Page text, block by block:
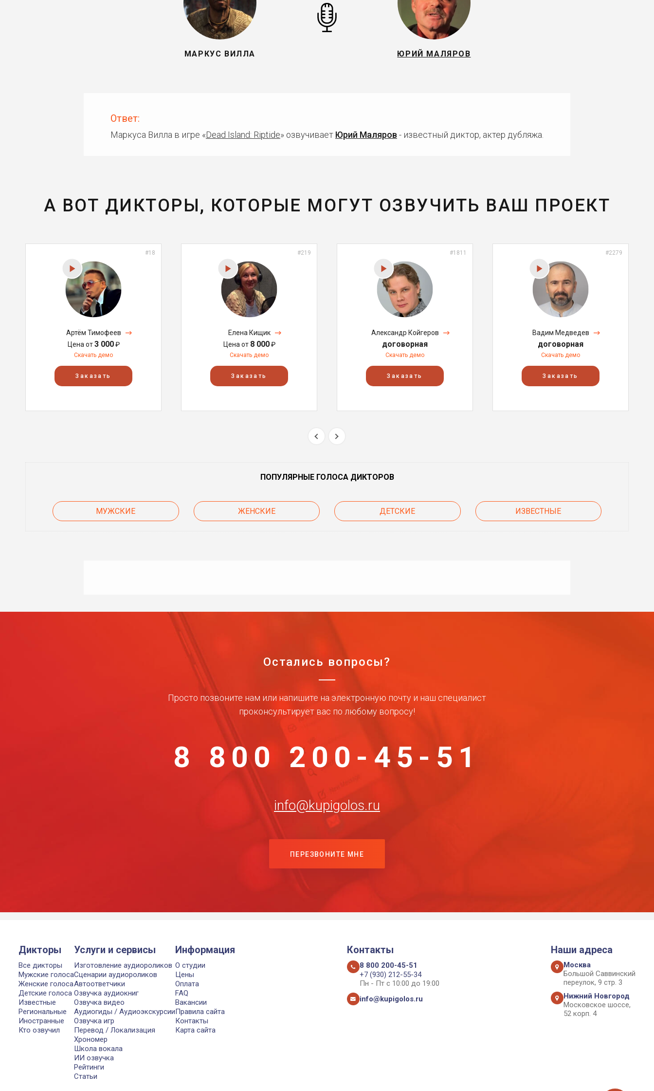
МАРКУС ВИЛЛА ЮРИЙ МАЛЯРОВ
Ответ:
Маркуса Вилла в игре «Dead Island: Riptide» озвучивает Юрий Маляров - известный диктор, актер дубляжа.
А ВОТ ДИКТОРЫ, КОТОРЫЕ МОГУТ ОЗВУЧИТЬ ВАШ ПРОЕКТ
#18
Артём Тимофеев
Цена от3 000₽
Скачать демо
Заказать
#219
Елена Кищик
Цена от 8 000₽
Скачать демо
Заказать
#1811
Александр Койгеров
договорная
Скачать демо
Заказать
#2279
Вадим Медведев
договорная
Скачать демо
Заказать
ПОПУЛЯРНЫЕ ГОЛОСА ДИКТОРОВ
МУЖСКИЕ ЖЕНСКИЕ ДЕТСКИЕ ИЗВЕСТНЫЕ
Остались вопросы?
Просто позвоните нам или напишите на электронную почту и наш специалист
проконсультирует вас по любому вопросу!
8 800 200-45-51
info@kupigolos.ru
ПЕРЕЗВОНИТЕ МНЕ
Дикторы
Все дикторы
Мужские голоса
Женские голоса
Детские голоса
Известные
Региональные
Иностранные
Кто озвучил
Услуги и сервисы
Изготовление аудиороликов
Сценарии аудиороликов
Автоответчики
Озвучка аудиокниг
Озвучка видео
Аудиогиды / Аудиоэкскурсии
Озвучка игр
Перевод / Локализация
Хрономер
Школа вокала
ИИ озвучка
Рейтинги
Статьи
Информация
О студии
Цены
Оплата
FAQ
Вакансии
Правила сайта
Контакты
Карта сайта
Контакты
8 800 200-45-51
+7 (930) 212-55-34
Пн - Пт с 10:00 до 19:00
info@kupigolos.ru
Наши адреса
Москва
Большой Саввинский
переулок, 9 стр. 3
Нижний Новгород
Московское шоссе,
52 корп. 4